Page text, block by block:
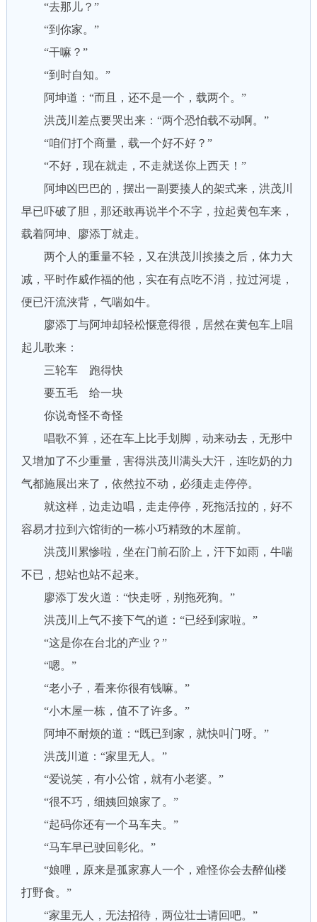
“去那儿？”
“到你家。”
“干嘛？”
“到时自知。”
阿坤道：“而且，还不是一个，载两个。”
洪茂川差点要哭出来：“两个恐怕载不动啊。”
“咱们打个商量，载一个好不好？”
“不好，现在就走，不走就送你上西天！”
阿坤凶巴巴的，摆出一副要揍人的架式来，洪茂川
早已吓破了胆，那还敢再说半个不字，拉起黄包车来，
载着阿坤、廖添丁就走。
两个人的重量不轻，又在洪茂川挨揍之后，体力大
减，平时作威作福的他，实在有点吃不消，拉过河堤，
便已汗流浃背，气喘如牛。
廖添丁与阿坤却轻松惬意得很，居然在黄包车上唱
起儿歌来：
三轮车 跑得快
要五毛 给一块
你说奇怪不奇怪
唱歌不算，还在车上比手划脚，动来动去，无形中
又增加了不少重量，害得洪茂川满头大汗，连吃奶的力
气都施展出来了，依然拉不动，必须走走停停。
就这样，边走边唱，走走停停，死拖活拉的，好不
容易才拉到六馆街的一栋小巧精致的木屋前。
洪茂川累惨啦，坐在门前石阶上，汗下如雨，牛喘
不已，想站也站不起来。
廖添丁发火道：“快走呀，别拖死狗。”
洪茂川上气不接下气的道：“已经到家啦。”
“这是你在台北的产业？”
“嗯。”
“老小子，看来你很有钱嘛。”
“小木屋一栋，值不了许多。”
阿坤不耐烦的道：“既已到家，就快叫门呀。”
洪茂川道：“家里无人。”
“爱说笑，有小公馆，就有小老婆。”
“很不巧，细姨回娘家了。”
“起码你还有一个马车夫。”
“马车早已驶回彰化。”
“娘哩，原来是孤家寡人一个，难怪你会去醉仙楼
打野食。”
“家里无人，无法招待，两位壮士请回吧。”